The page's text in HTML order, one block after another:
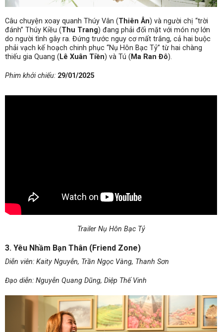
Câu chuyện xoay quanh Thúy Vân (Thiên Ân) và người chị “trời
đánh” Thúy Kiều (Thu Trang) đang phải đối mặt với món nợ lớn
do người tình gây ra. Đứng trước nguy cơ mất trắng, cả hai buộc
phải vạch kế hoạch chinh phục “Nụ Hôn Bạc Tỷ” từ hai chàng
thiếu gia Quang (Lê Xuân Tiền) và Tú (Ma Ran Đô).
Phim khởi chiếu: 29/01/2025
Trailer Nụ Hôn Bạc Tỷ
3. Yêu Nhầm Bạn Thân (Friend Zone)
Diễn viên: Kaity Nguyễn, Trần Ngọc Vàng, Thanh Sơn
Đạo diễn: Nguyễn Quang Dũng, Diệp Thế Vinh